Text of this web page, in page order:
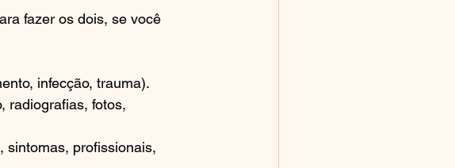
fazer os dois, se você
infecção, trauma).
radiografias, fotos,
sintomas, profissionais,